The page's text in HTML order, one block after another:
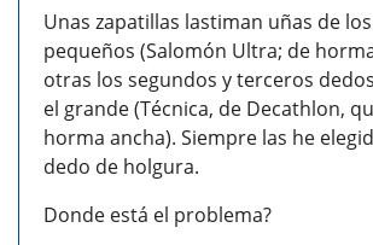
Unas zapatillas lastiman uñas de
pequeños (Salomón Ultra; de
otras los segundos y terceros
el grande (Técnica, de Decathlon,
horma ancha). Siempre las he
dedo de holgura.
Donde está el problema?